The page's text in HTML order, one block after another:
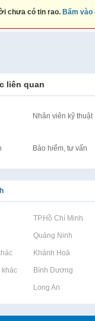
chưa có tin rao. Bấm vào
liên quan
Nhân viên kỹ thuật
Bảo hiểm, tư vấn
Rao vặt tại TP.Hồ Chí Minh
Rao vặt tại Quảng Ninh
vặt tại Khánh Hoà
khácvặt tại Bình Dương
Rao vặt tại Long An